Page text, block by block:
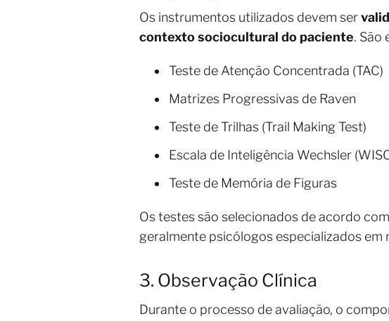
Os instrumentos utilizados devem ser
contexto sociocultural do paciente. São
Teste de Atenção Concentrada (TAC)
Matrizes Progressivas de Raven
Teste de Trilhas (Trail Making Test)
Escala de Inteligência Wechsler
Teste de Memória de Figuras
Os testes são selecionados de acordo
geralmente psicólogos especializados em
3. Observação Clínica
Durante o processo de avaliação, o